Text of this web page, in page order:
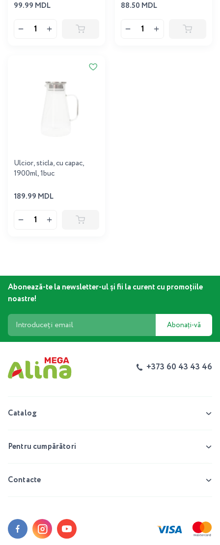
99.99 MDL 88.50 MDL
Ulcior, sticla, cu capac,
1900ml, 1buc
189.99 MDL
Abonează-te la newsletter-ul și fii la curent cu promoțiile
noastre!
Abonați-vă
+373 60 43 43 46
Catalog
Pentru cumpărători
Contacte